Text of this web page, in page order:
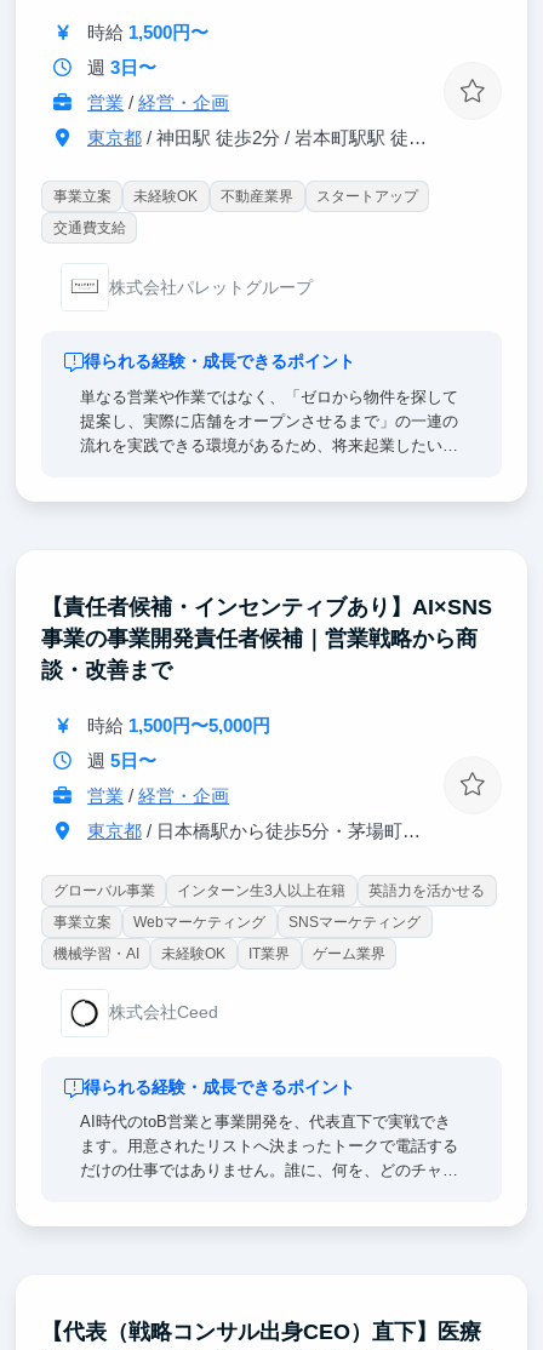
時給 1,500円〜
週 3日〜
営業 / 経営・企画
東京都/ 神田駅 徒歩2分 / 岩本町駅駅 徒歩6分
事業立案 未経験OK 不動産業界
スタートアップ
交通費支給
株式会社パレットグループ
得られる経験・成長できるポイント
単なる営業や作業ではなく、「ゼロから物件を探して
提案し、実際に店舗をオープンさせるまで」の一連の
流れを実践できる環境があるため、将来起業したい人
【責任者候補・インセンティブあり】AI×SNS
事業の事業開発責任者候補｜営業戦略から商
談・改善まで
時給 1,500円〜5,000円
週 5日〜
営業 / 経営・企画
東京都/ 日本橋駅から徒歩5分・茅場町駅から徒歩2分
グローバル事業 インターン生3人以上在籍
英語力を活かせる
事業立案
Webマーケティング
SNSマーケティング
機械学習・AI
未経験OK IT業界 ゲーム業界
株式会社Ceed
得られる経験・成長できるポイント
AI時代のtoB営業と事業開発を、代表直下で実戦でき
ます。用意されたリストへ決まったトークで電話する
だけの仕事ではありません。誰に、何を、どのチャネ
へ組み込み、営業組織を強くする仕組みづくりにも挑
【代表（戦略コンサル出身CEO）直下】医療